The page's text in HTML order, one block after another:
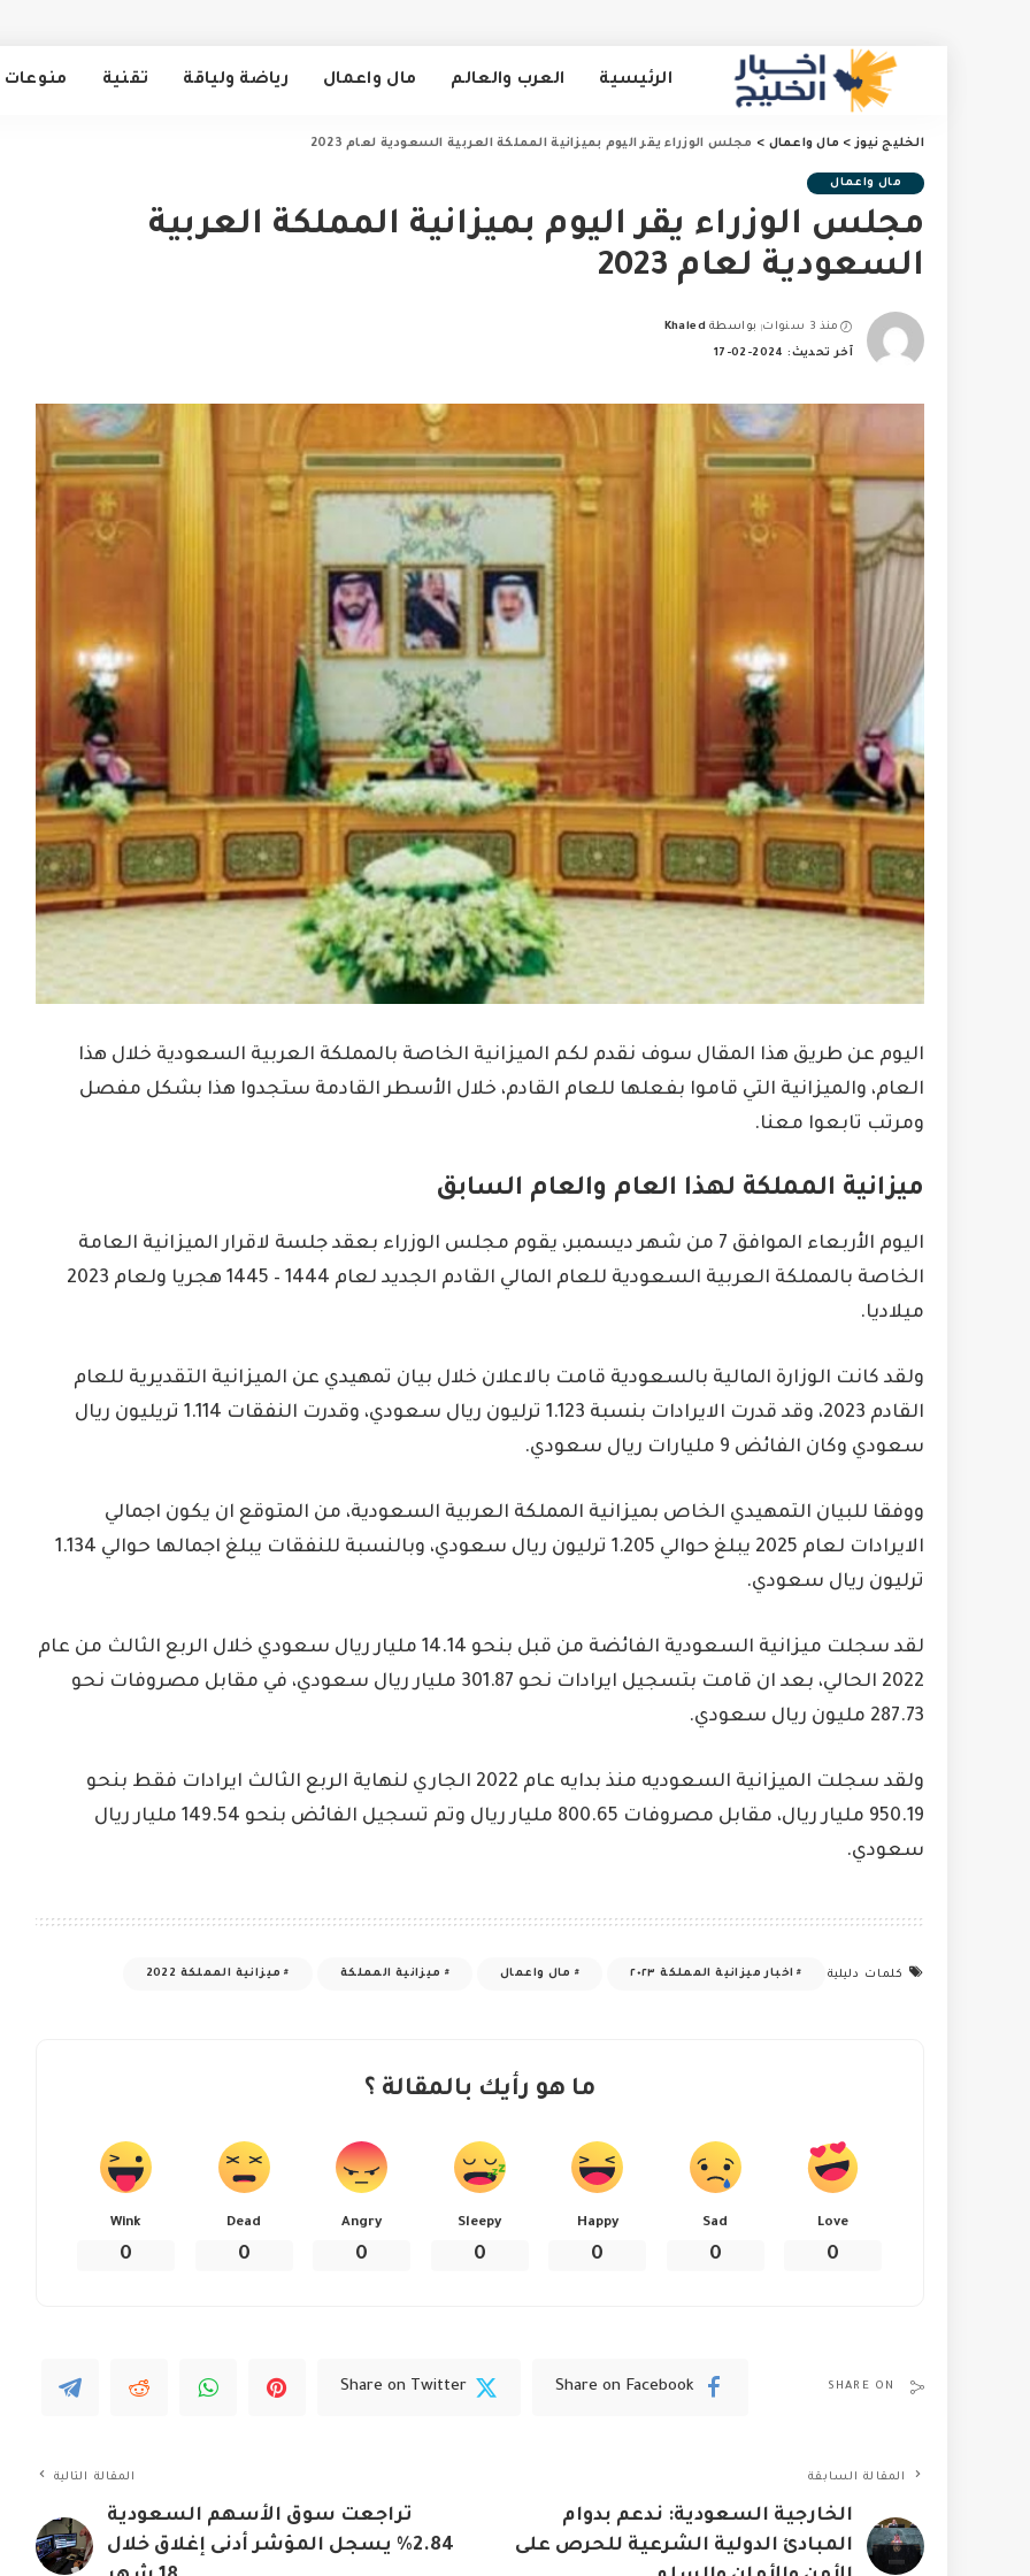
الرئيسية العرب والعالم مال واعمال رياضة ولياقة تقنية منوعات
الخليج نيوز> مال واعمال > مجلس الوزراء يقر اليوم بميزانية المملكة العربية السعودية لعام 2023
مال واعمال
مجلس الوزراء يقر اليوم بميزانية المملكة العربية
السعودية لعام 2023
منذ 3 سنوات
Posted
by
بواسطة Khaled
آخر تحديث: 2024-02-17
اليوم عن طريق هذا المقال سوف نقدم لكم الميزانية الخاصة بالمملكة العربية السعودية خلال هذا
العام، والميزانية التي قاموا بفعلها للعام القادم، خلال الأسطر القادمة ستجدوا هذا بشكل مفصل
ومرتب تابعوا معنا.
ميزانية المملكة لهذا العام والعام السابق
اليوم الأربعاء الموافق 7 من شهر ديسمبر، يقوم مجلس الوزراء بعقد جلسة لاقرار الميزانية العامة
الخاصة بالمملكة العربية السعودية للعام المالي القادم الجديد لعام 1444 – 1445 هجريا ولعام 2023
ميلاديا.
ولقد كانت الوزارة المالية بالسعودية قامت بالاعلان خلال بيان تمهيدي عن الميزانية التقديرية للعام
القادم 2023، وقد قدرت الايرادات بنسبة 1.123 ترليون ريال سعودي، وقدرت النفقات 1.114 تريليون ريال
سعودي وكان الفائض 9 مليارات ريال سعودي.
ووفقا للبيان التمهيدي الخاص بميزانية المملكة العربية السعودية، من المتوقع ان يكون اجمالي
الايرادات لعام 2025 يبلغ حوالي 1.205 ترليون ريال سعودي، وبالنسبة للنفقات يبلغ اجمالها حوالي 1.134
ترليون ريال سعودي.
لقد سجلت ميزانية السعودية الفائضة من قبل بنحو 14.14 مليار ريال سعودي خلال الربع الثالث من عام
2022 الحالي، بعد ان قامت بتسجيل ايرادات نحو 301.87 مليار ريال سعودي، في مقابل مصروفات نحو
287.73 مليون ريال سعودي.
ولقد سجلت الميزانية السعوديه منذ بدايه عام 2022 الجاري لنهاية الربع الثالث ايرادات فقط بنحو
950.19 مليار ريال، مقابل مصروفات 800.65 مليار ريال وتم تسجيل الفائض بنحو 149.54 مليار ريال
سعودي.
كلمات دليلية اخبار ميزانية المملكة ٢٠٢٣ مال واعمال ميزانية المملكة ميزانية المملكة 2022
ما هو رأيك بالمقالة ؟
Love
0
Sad
0
Happy
0
Sleepy
0
Angry
0
Dead
0
Wink
0
SHARE ON
Share on Facebook
Share on Twitter
المقالة السابقة
الخارجية السعودية: ندعم بدوام
المبادئ الدولية الشرعية للحرص على
المقالة التالية
تراجعت سوق الأسهم السعودية
2.84% يسجل المؤشر أدنى إغلاق خلال